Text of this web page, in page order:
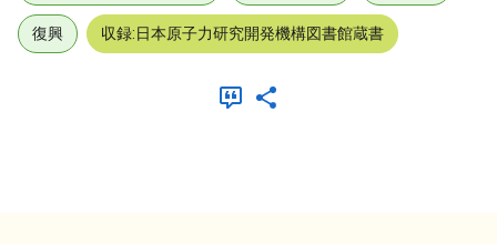
復興 収録:日本原子力研究開発機構図書館蔵書